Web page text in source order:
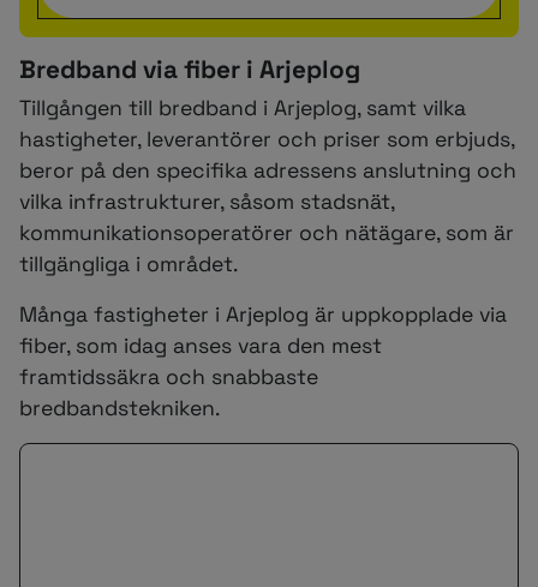
Bredband via fiber i Arjeplog
Tillgången till bredband i Arjeplog, samt vilka
hastigheter, leverantörer och priser som erbjuds,
beror på den specifika adressens anslutning och
vilka infrastrukturer, såsom stadsnät,
kommunikationsoperatörer och nätägare, som är
tillgängliga i området.
Många fastigheter i Arjeplog är uppkopplade via
fiber, som idag anses vara den mest
framtidssäkra och snabbaste
bredbandstekniken.